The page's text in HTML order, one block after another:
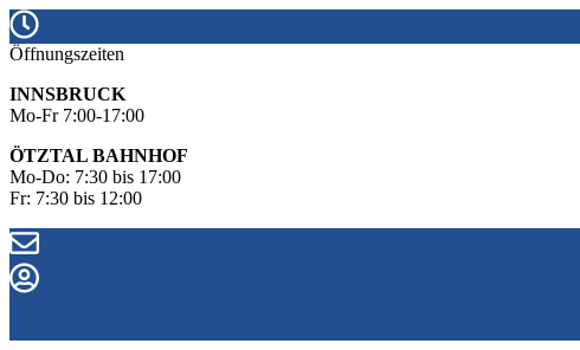
Öffnungszeiten
INNSBRUCK
Mo-Fr 7:00-17:00
ÖTZTAL BAHNHOF
Mo-Do: 7:30 bis 17:00
Fr: 7:30 bis 12:00